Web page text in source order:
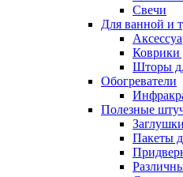
Свечи
Для ванной и
Коврики
Шторы
Обогреватели
Полезные
Пакеты